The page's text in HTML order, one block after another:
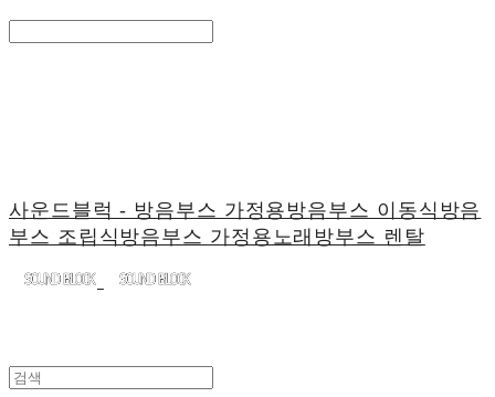
사운드블럭 - 방음부스 가정용방음부스 이동식방음
부스 조립식방음부스 가정용노래방부스 렌탈